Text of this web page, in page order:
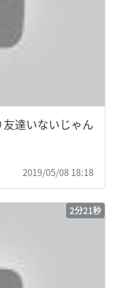
達いないじゃん
2019/05/08 18:18
2分21秒